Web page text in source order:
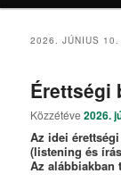
2026. JÚNIUS 10.
Érettségi
Közzétéve2026.
Az idei
(listening és
Az alábbiakban